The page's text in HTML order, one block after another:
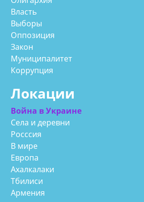
Власть
Выборы
Оппозиция
Закон
Муниципалитет
Коррупция
Локации
Война в Украине
Села и деревни
Росссия
В мире
Европа
Ахалкалаки
Тбилиси
Армения